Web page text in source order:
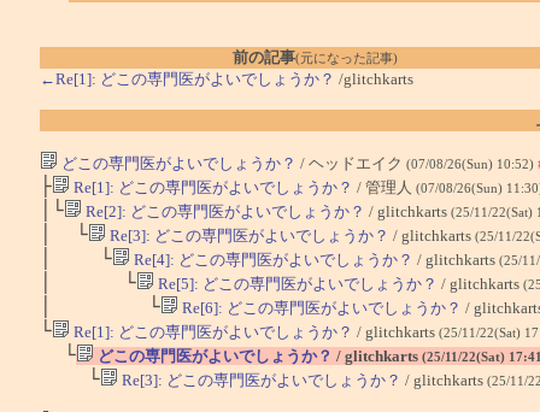
前の記事(元になった記事)
←Re[1]: どこの専門医がよいでしょうか？ /glitchkarts
どこの専門医がよいでしょうか？ / ヘッドエイク (07/08/26(Sun) 10:52)
├ Re[1]: どこの専門医がよいでしょうか？ / 管理人 (07/08/26(Sun)
│└ Re[2]: どこの専門医がよいでしょうか？ / glitchkarts (25/11/22(Sat)
│ └ Re[3]: どこの専門医がよいでしょうか？ / glitchkarts (25/11/
│ └ Re[4]: どこの専門医がよいでしょうか？ / glitchkarts (25/
│ └ Re[5]: どこの専門医がよいでしょうか？ / glitchkarts
│ └ Re[6]: どこの専門医がよいでしょうか？ /
└ Re[1]: どこの専門医がよいでしょうか？ / glitchkarts (25/11/22(Sat)
└ どこの専門医がよいでしょうか？ / glitchkarts (25/11/22(Sat)
└ Re[3]: どこの専門医がよいでしょうか？ / glitchkarts (25/11/